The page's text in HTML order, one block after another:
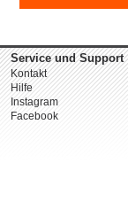
Service und Support
Kontakt
Hilfe
Instagram
Facebook